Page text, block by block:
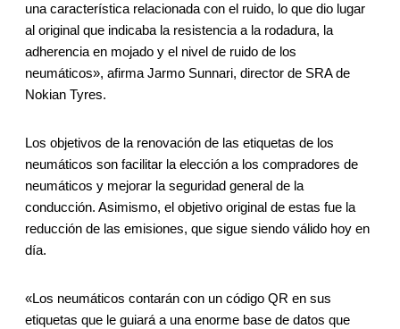
una característica relacionada con el ruido, lo que dio lugar
al original que indicaba la resistencia a la rodadura, la
adherencia en mojado y el nivel de ruido de los
neumáticos», afirma Jarmo Sunnari, director de SRA de
Nokian Tyres.
Los objetivos de la renovación de las etiquetas de los
neumáticos son facilitar la elección a los compradores de
neumáticos y mejorar la seguridad general de la
conducción. Asimismo, el objetivo original de estas fue la
reducción de las emisiones, que sigue siendo válido hoy en
día.
«Los neumáticos contarán con un código QR en sus
etiquetas que le guiará a una enorme base de datos que